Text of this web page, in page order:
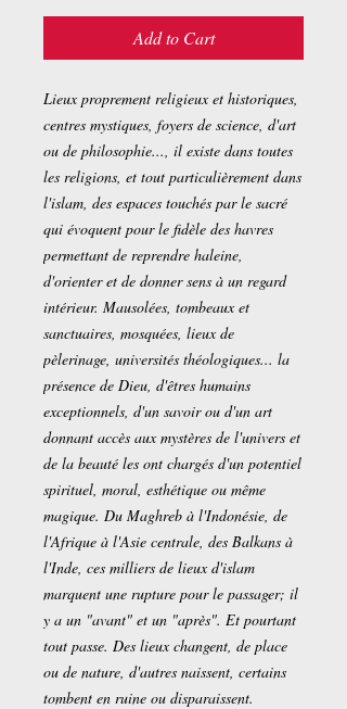
Add to Cart
Lieux proprement religieux et historiques,
centres mystiques, foyers de science, d'art
ou de philosophie..., il existe dans toutes
les religions, et tout particulièrement dans
l'islam, des espaces touchés par le sacré
qui évoquent pour le fidèle des havres
permettant de reprendre haleine,
d'orienter et de donner sens à un regard
intérieur. Mausolées, tombeaux et
sanctuaires, mosquées, lieux de
pèlerinage, universités théologiques... la
présence de Dieu, d'êtres humains
exceptionnels, d'un savoir ou d'un art
donnant accès aux mystères de l'univers et
de la beauté les ont chargés d'un potentiel
spirituel, moral, esthétique ou même
magique. Du Maghreb à l'Indonésie, de
l'Afrique à l'Asie centrale, des Balkans à
l'Inde, ces milliers de lieux d'islam
marquent une rupture pour le passager; il
y a un "avant" et un "après". Et pourtant
tout passe. Des lieux changent, de place
ou de nature, d'autres naissent, certains
tombent en ruine ou disparaissent.